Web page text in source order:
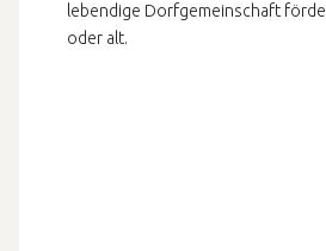
lebendige Dorfgemeinschaft
oder alt.